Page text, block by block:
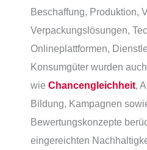
Beschaffung, Produktion,
Verpackungslösungen,
Onlineplattformen,
Konsumgüter wurden
wie Chancengleichheit,
Bildung, Kampagnen
Bewertungskonzepte
eingereichten